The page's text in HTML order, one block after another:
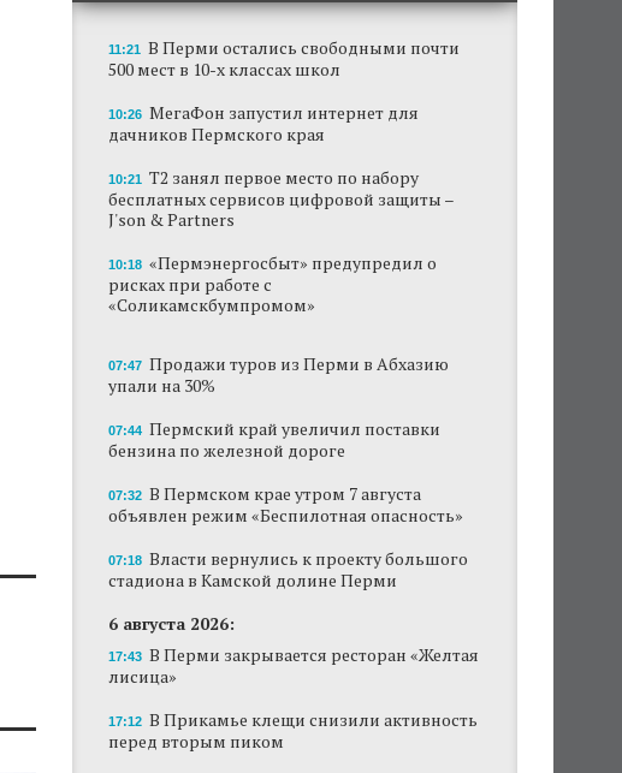
В Пермском крае установят новые станции
обнаружения беспилотников
Они используются для обнаружения и
отслеживания БПЛА в воздухе.
Продажи туров из Перми в Абхазию упали
на 30%
Власти вернулись к проекту большого
В Перми закрывается ресторан «Желтая
лисица»
В Перми в пустой чаше бассейна пройдет
театральный фестиваль
В Перми туристические объекты начали
оформление сертификатов для китайцев
Ученые рассказали о причинах активности
змей в Пермском крае
Ученые начали изучение состояния
Кунгурской ледяной пещеры
11:21 В Перми остались свободными почти
500 мест в 10-х классах школ
10:26 МегаФон запустил интернет для
дачников Пермского края
10:21 Т2 занял первое место по набору
бесплатных сервисов цифровой защиты –
J'son & Partners
10:18 «Пермэнергосбыт» предупредил о
рисках при работе с
«Соликамскбумпромом»
07:47 Продажи туров из Перми в Абхазию
упали на 30%
07:44 Пермский край увеличил поставки
бензина по железной дороге
07:32 В Пермском крае утром 7 августа
объявлен режим «Беспилотная опасность»
07:18 Власти вернулись к проекту большого
стадиона в Камской долине Перми
6 августа 2026:
17:43 В Перми закрывается ресторан «Желтая
лисица»
17:12 В Прикамье клещи снизили активность
перед вторым пиком